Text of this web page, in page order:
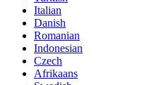
Italian
Danish
Romanian
Indonesian
Czech
Afrikaans